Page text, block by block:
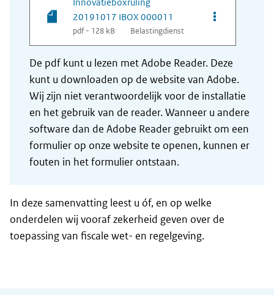
20191017 IBOX 000011
pdf - 128 kB Belastingdienst
Opties van
De pdf kunt u lezen met Adobe Reader. Deze
kunt u downloaden op de website van Adobe.
Wij zijn niet verantwoordelijk voor de installatie
en het gebruik van de reader. Wanneer u andere
software dan de Adobe Reader gebruikt om een
formulier op onze website te openen, kunnen er
fouten in het formulier ontstaan.
In deze samenvatting leest u óf, en op welke
onderdelen wij vooraf zekerheid geven over de
toepassing van fiscale wet- en regelgeving.